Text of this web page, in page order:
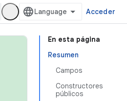
Acceder
En esta página
Resumen
Campos
Constructores
públicos